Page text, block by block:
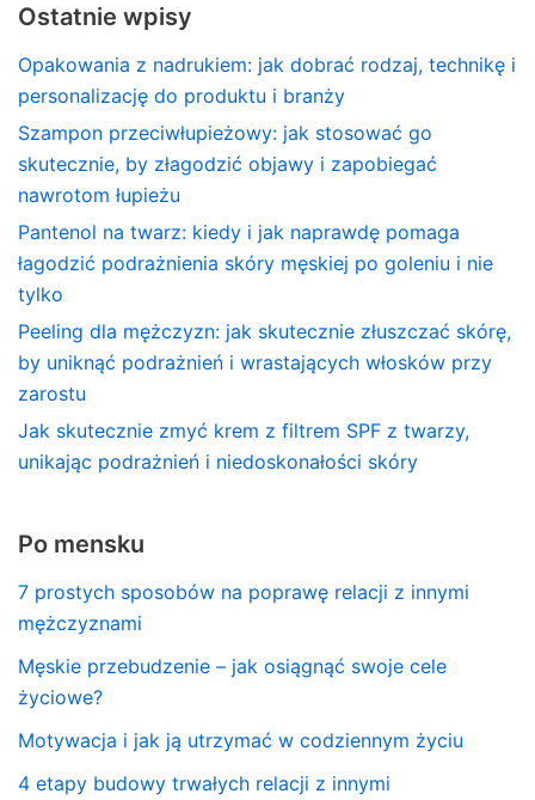
Ostatnie wpisy
Opakowania z nadrukiem: jak dobrać rodzaj, technikę i
personalizację do produktu i branży
Szampon przeciwłupieżowy: jak stosować go
skutecznie, by złagodzić objawy i zapobiegać
nawrotom łupieżu
Pantenol na twarz: kiedy i jak naprawdę pomaga
łagodzić podrażnienia skóry męskiej po goleniu i nie
tylko
Peeling dla mężczyzn: jak skutecznie złuszczać skórę,
by uniknąć podrażnień i wrastających włosków przy
zarostu
Jak skutecznie zmyć krem z filtrem SPF z twarzy,
unikając podrażnień i niedoskonałości skóry
Po mensku
7 prostych sposobów na poprawę relacji z innymi
mężczyznami
Męskie przebudzenie – jak osiągnąć swoje cele
życiowe?
Motywacja i jak ją utrzymać w codziennym życiu
4 etapy budowy trwałych relacji z innymi